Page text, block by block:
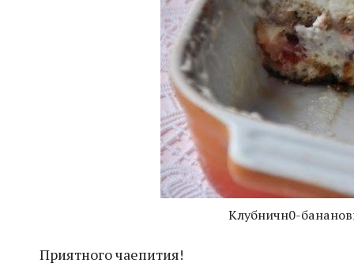
Клубничн0-
Приятного чаепития!